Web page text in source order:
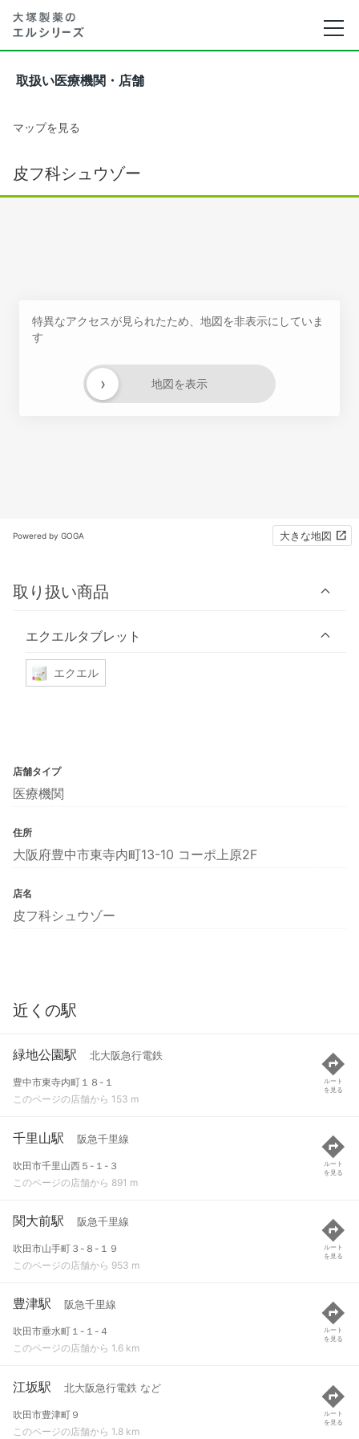
取扱い医療機関・店舗
マップを見る
皮フ科シュウゾー
特異なアクセスが見られたため、地図を非表示にしていま
す
地図を表示
›
Powered by GOGA 大きな地図
取り扱い商品
エクエルタブレット
エクエル
店舗タイプ
医療機関
住所
大阪府豊中市東寺内町13-10 コーポ上原2F
店名
皮フ科シュウゾー
近くの駅
緑地公園駅 北大阪急行電鉄
豊中市東寺内町１８-１
このページの店舗から 153 m
ルート
を見る
千里山駅 阪急千里線
吹田市千里山西５-１-３
このページの店舗から 891 m
ルート
を見る
関大前駅 阪急千里線
吹田市山手町３-８-１９
このページの店舗から 953 m
ルート
を見る
豊津駅 阪急千里線
吹田市垂水町１-１-４
このページの店舗から 1.6 km
ルート
を見る
江坂駅 北大阪急行電鉄 など
吹田市豊津町９
このページの店舗から 1.8 km
ルート
を見る